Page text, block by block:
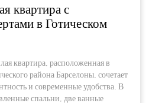
квартира с
в Готическом
квартира, расположенная в
района Барселоны, сочетает
и современные удобства. В
спальни, две ванные